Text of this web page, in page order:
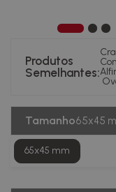
Produtos
Semelhantes:
Tamanho65x45
65x45 mm